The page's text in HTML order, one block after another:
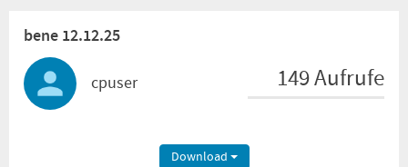
bene 12.12.25
cpuser 149 Aufrufe
Download